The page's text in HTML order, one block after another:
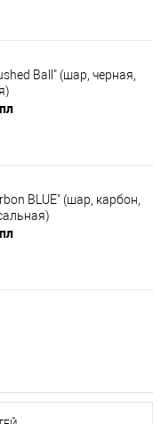
Ball" (шар, черная,
BLUE" (шар, карбон,